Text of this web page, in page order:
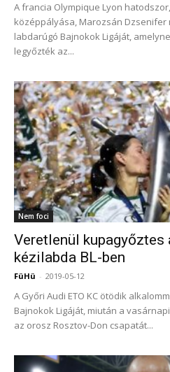
A francia Olympique Lyon
középpályása, Marozsán
labdarúgó Bajnokok Ligáját,
legyőzték az...
Nem foci
Veretlenül kupagyőztes
kézilabda BL-ben
FüHü - 2019-05-12
A Győri Audi ETO KC ötödik
Bajnokok Ligáját, miután a
az orosz Rosztov-Don csapatát...